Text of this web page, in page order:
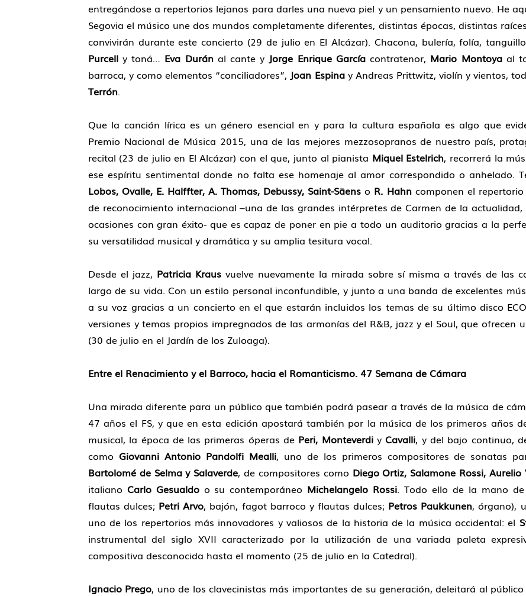
entregándose a repertorios lejanos para darles una nueva piel y un pensamiento nuevo. He
Segovia el músico une dos mundos completamente diferentes, distintas épocas, distintas
convivirán durante este concierto (29 de julio en El Alcázar). Chacona, bulería, folía,
Purcelly toná… Eva Duránal cante y Jorge Enrique Garcíacontratenor, Mario Montoyaal
barroca, y como elementos “conciliadores”, Joan Espinay Andreas Prittwitz, violín y vientos,
Terrón.
Que la canción lírica es un género esencial en y para la cultura española es algo que
Premio Nacional de Música 2015, una de las mejores mezzosopranos de nuestro país,
recital (23 de julio en El Alcázar) con el que, junto al pianista Miquel Estelrich, recorrerá la
ese espíritu sentimental donde no falta ese homenaje al amor correspondido o anhelado.
Lobos, Ovalle, E. Halffter, A. Thomas, Debussy, Saint-Säens o R. Hahncomponen el
de reconocimiento internacional –una de las grandes intérpretes de Carmen de la
ocasiones con gran éxito- que es capaz de poner en pie a todo un auditorio gracias a la
su versatilidad musical y dramática y su amplia tesitura vocal.
Desde el jazz, Patricia Krausvuelve nuevamente la mirada sobre sí misma a través de las
largo de su vida. Con un estilo personal inconfundible, y junto a una banda de excelentes
a su voz gracias a un concierto en el que estarán incluidos los temas de su último disco
versiones y temas propios impregnados de las armonías del R&B, jazz y el Soul, que
(30 de julio en el Jardín de los Zuloaga).
Entre el Renacimiento y el Barroco, hacia el Romanticismo. 47 Semana de Cámara
Una mirada diferente para un público que también podrá pasear a través de la música de
47 años el FS, y que en esta edición apostará también por la música de los primeros años
musical, la época de las primeras óperas de Peri, MonteverdiyCavalli, y del bajo continuo,
como Giovanni Antonio Pandolfi Mealli, uno de los primeros compositores de sonatas
Bartolomé de Selma y Salaverde, de compositores como Diego Ortiz, Salamone Rossi,
italiano Carlo Gesualdoo su contemporáneo Michelangelo Rossi. Todo ello de la mano de
flautas dulces; Petri Arvo, bajón, fagot barroco y flautas dulces; Petros Paukkunen, órgano),
uno de los repertorios más innovadores y valiosos de la historia de la música occidental: el
instrumental del siglo XVII caracterizado por la utilización de una variada paleta
compositiva desconocida hasta el momento (25 de julio en la Catedral).
Ignacio Prego, uno de los clavecinistas más importantes de su generación, deleitará al